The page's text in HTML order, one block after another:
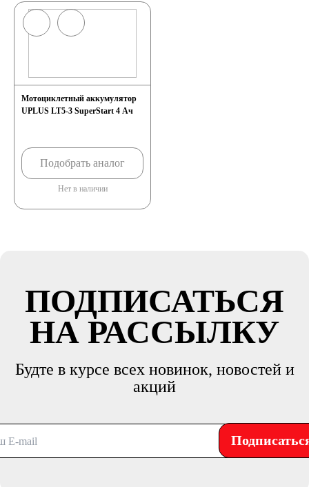
Мотоциклетный аккумулятор
UPLUS LT5-3 SuperStart 4 Ач
Подобрать аналог
Нет в наличии
ПОДПИСАТЬСЯ
НА РАССЫЛКУ
Будте в курсе всех новинок, новостей и
акций